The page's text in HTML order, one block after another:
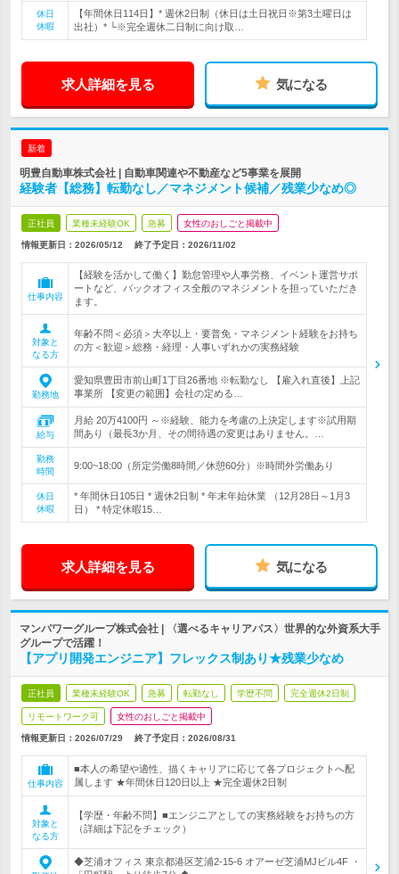
休日
休暇
【年間休日114日】* 週休2日制（休日は土日祝日※第3土曜日は
出社）* └※完全週休二日制に向け取…
求人詳細を見る 気になる
新着
明豊自動車株式会社 | 自動車関連や不動産など5事業を展開
経験者【総務】転勤なし／マネジメント候補／残業少なめ◎
正社員 業種未経験OK 急募 女性のおしごと掲載中
情報更新日：2026/05/12 終了予定日： 2026/11/02
仕事内容
【経験を活かして働く】勤怠管理や人事労務、イベント運営サポ
ートなど、バックオフィス全般のマネジメントを担っていただき
ます。
対象と
なる方
年齢不問＜必須＞大卒以上・要普免・マネジメント経験をお持ち
の方＜歓迎＞総務・経理・人事いずれかの実務経験
勤務地
愛知県豊田市前山町1丁目26番地 ※転勤なし 【雇入れ直後】上記
事業所 【変更の範囲】会社の定める…
給与
月給 20万4100円 ～※経験、能力を考慮の上決定します※試用期
間あり（最長3か月、その間待遇の変更はありません。…
勤務
時間
9:00~18:00（所定労働8時間／休憩60分）※時間外労働あり
休日
休暇
* 年間休日105日 * 週休2日制 * 年末年始休業 （12月28日～1月3
日） * 特定休暇15…
求人詳細を見る 気になる
マンパワーグループ株式会社 | 〈選べるキャリアパス〉世界的な外資系大手
グループで活躍！
【アプリ開発エンジニア】フレックス制あり★残業少なめ
正社員 業種未経験OK 急募 転勤なし 学歴不問 完全週休2日制
リモートワーク可 女性のおしごと掲載中
情報更新日：2026/07/29 終了予定日： 2026/08/31
仕事内容
■本人の希望や適性、描くキャリアに応じて各プロジェクトへ配
属します ★年間休日120日以上 ★完全週休2日制
対象と
なる方
【学歴・年齢不問】■エンジニアとしての実務経験をお持ちの方
（詳細は下記をチェック）
◆芝浦オフィス 東京都港区芝浦2-15-6 オアーゼ芝浦MJビル4F ・